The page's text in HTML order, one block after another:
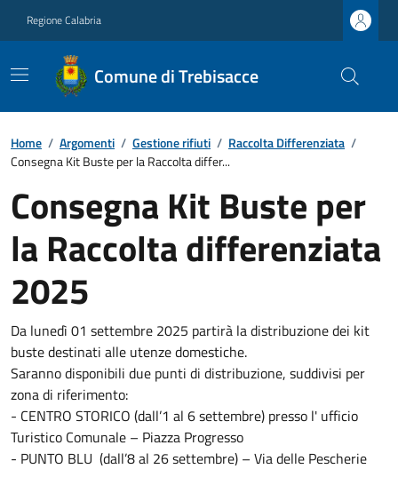
Regione Calabria
Comune di Trebisacce
Home / Argomenti / Gestione rifiuti / Raccolta Differenziata /
Consegna Kit Buste per la Raccolta differ...
Consegna Kit Buste per
la Raccolta differenziata
2025
Da lunedì 01 settembre 2025 partirà la distribuzione dei kit
buste destinati alle utenze domestiche.
Saranno disponibili due punti di distribuzione, suddivisi per
zona di riferimento:
- CENTRO STORICO (dall’1 al 6 settembre) presso l' ufficio
Turistico Comunale – Piazza Progresso
- PUNTO BLU (dall’8 al 26 settembre) – Via delle Pescherie